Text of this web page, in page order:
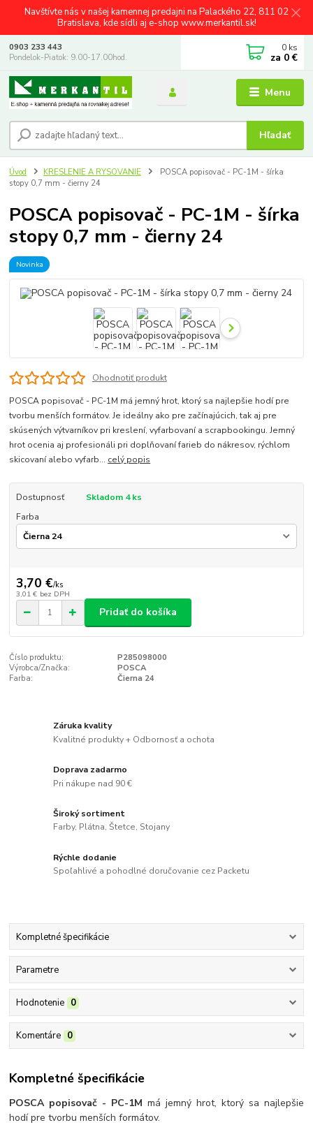
Navštívte nás v našej kamennej predajni na Palackého 22, 811 02
Bratislava, kde sídli aj e-shop www.merkantil.sk!
Menu
Hľadať
0903 233 443
Pondelok-Piatok: 9.00-17.00hod.
0 ks
za 0 €
Úvod KRESLENIE A RYSOVANIE
POSCA popisovač - PC-1M - šírka
stopy 0,7 mm - čierny 24
POSCA popisovač - PC-1M - šírka
stopy 0,7 mm - čierny 24
Novinka
Ohodnotiť produkt
POSCA popisovač - PC-1M má jemný hrot, ktorý sa najlepšie hodí pre
tvorbu menších formátov. Je ideálny ako pre začínajúcich, tak aj pre
skúsených výtvarníkov pri kreslení, vyfarbovaní a scrapbookingu. Jemný
hrot ocenia aj profesionáli pri doplňovaní farieb do nákresov, rýchlom
skicovaní alebo vyfarb... celý popis
Dostupnosť
Skladom 4 ks
Farba
3,70 €/ks
3,01 € bez DPH
Pridať do košíka
Číslo produktu:
P285098000
Výrobca/Značka:
POSCA
Farba:
Čierna 24
Záruka kvality
Kvalitné produkty + Odbornosť a ochota
Doprava zadarmo
Pri nákupe nad 90 €
Široký sortiment
Farby, Plátna, Štetce, Stojany
Rýchle dodanie
Spoľahlivé a pohodlné doručovanie cez Packetu
Kompletné špecifikácie
Parametre
Hodnotenie 0
Komentáre 0
Kompletné špecifikácie
POSCA popisovač - PC-1M má jemný hrot, ktorý sa najlepšie
hodí pre tvorbu menších formátov.